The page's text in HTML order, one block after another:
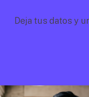
Deja tus datos y